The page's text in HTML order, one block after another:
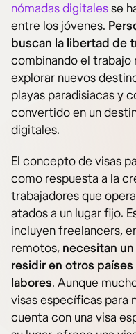
nómadas digitalesse
entre los jóvenes.
buscan la libertad de
combinando el
explorar nuevos
playas paradisiacas y
convertido en un
digitales.
El concepto de visas
como respuesta a la
trabajadores que
atados a un lugar fijo.
incluyen freelancers,
remotos, necesitan
residir en otros
labores. Aunque
visas específicas para
cuenta con una visa